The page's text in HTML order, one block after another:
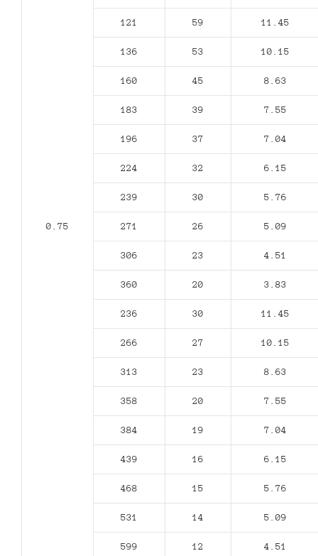
0.75
121 59 11.45
136 53 10.15
160 45 8.63
183 39 7.55
196 37 7.04
224 32 6.15
239 30 5.76
271 26 5.09
306 23 4.51
360 20 3.83
236 30 11.45
266 27 10.15
313 23 8.63
358 20 7.55
384 19 7.04
439 16 6.15
468 15 5.76
531 14 5.09
599 12 4.51